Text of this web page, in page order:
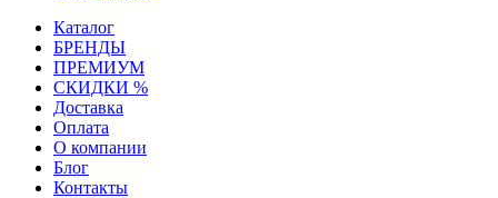
Каталог
БРЕНДЫ
ПРЕМИУМ
СКИДКИ %
Доставка
Оплата
О компании
Блог
Контакты